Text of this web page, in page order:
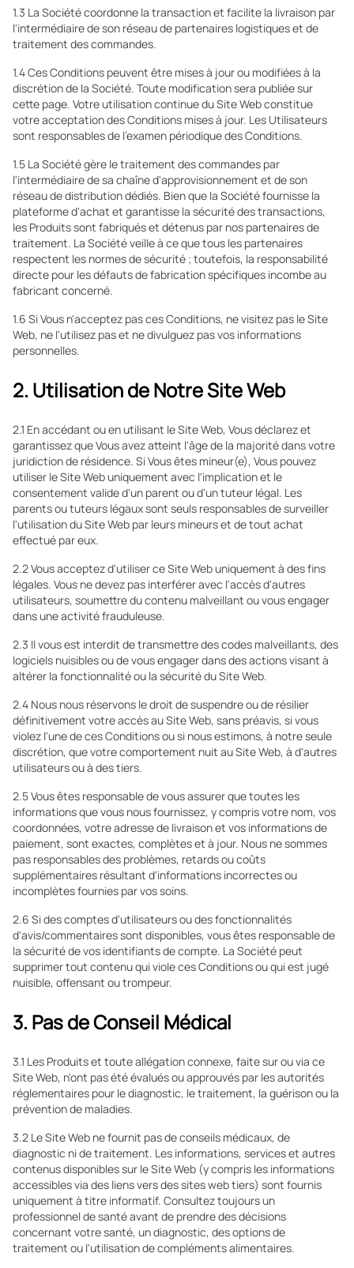
1.3 La Société coordonne la transaction et facilite la livraison par
l'intermédiaire de son réseau de partenaires logistiques et de
traitement des commandes.
1.4 Ces Conditions peuvent être mises à jour ou modifiées à la
discrétion de la Société. Toute modification sera publiée sur
cette page. Votre utilisation continue du Site Web constitue
votre acceptation des Conditions mises à jour. Les Utilisateurs
sont responsables de l'examen périodique des Conditions.
1.5 La Société gère le traitement des commandes par
l'intermédiaire de sa chaîne d'approvisionnement et de son
réseau de distribution dédiés. Bien que la Société fournisse la
plateforme d'achat et garantisse la sécurité des transactions,
les Produits sont fabriqués et détenus par nos partenaires de
traitement. La Société veille à ce que tous les partenaires
respectent les normes de sécurité ; toutefois, la responsabilité
directe pour les défauts de fabrication spécifiques incombe au
fabricant concerné.
1.6 Si Vous n'acceptez pas ces Conditions, ne visitez pas le Site
Web, ne l'utilisez pas et ne divulguez pas vos informations
personnelles.
2. Utilisation de Notre Site Web
2.1 En accédant ou en utilisant le Site Web, Vous déclarez et
garantissez que Vous avez atteint l'âge de la majorité dans votre
juridiction de résidence. Si Vous êtes mineur(e), Vous pouvez
utiliser le Site Web uniquement avec l'implication et le
consentement valide d'un parent ou d'un tuteur légal. Les
parents ou tuteurs légaux sont seuls responsables de surveiller
l'utilisation du Site Web par leurs mineurs et de tout achat
effectué par eux.
2.2 Vous acceptez d'utiliser ce Site Web uniquement à des fins
légales. Vous ne devez pas interférer avec l'accès d'autres
utilisateurs, soumettre du contenu malveillant ou vous engager
dans une activité frauduleuse.
2.3 Il vous est interdit de transmettre des codes malveillants, des
logiciels nuisibles ou de vous engager dans des actions visant à
altérer la fonctionnalité ou la sécurité du Site Web.
2.4 Nous nous réservons le droit de suspendre ou de résilier
définitivement votre accès au Site Web, sans préavis, si vous
violez l'une de ces Conditions ou si nous estimons, à notre seule
discrétion, que votre comportement nuit au Site Web, à d'autres
utilisateurs ou à des tiers.
2.5 Vous êtes responsable de vous assurer que toutes les
informations que vous nous fournissez, y compris votre nom, vos
coordonnées, votre adresse de livraison et vos informations de
paiement, sont exactes, complètes et à jour. Nous ne sommes
pas responsables des problèmes, retards ou coûts
supplémentaires résultant d'informations incorrectes ou
incomplètes fournies par vos soins.
2.6 Si des comptes d'utilisateurs ou des fonctionnalités
d'avis/commentaires sont disponibles, vous êtes responsable de
la sécurité de vos identifiants de compte. La Société peut
supprimer tout contenu qui viole ces Conditions ou qui est jugé
nuisible, offensant ou trompeur.
3. Pas de Conseil Médical
3.1 Les Produits et toute allégation connexe, faite sur ou via ce
Site Web, n'ont pas été évalués ou approuvés par les autorités
réglementaires pour le diagnostic, le traitement, la guérison ou la
prévention de maladies.
3.2 Le Site Web ne fournit pas de conseils médicaux, de
diagnostic ni de traitement. Les informations, services et autres
contenus disponibles sur le Site Web (y compris les informations
accessibles via des liens vers des sites web tiers) sont fournis
uniquement à titre informatif. Consultez toujours un
professionnel de santé avant de prendre des décisions
concernant votre santé, un diagnostic, des options de
traitement ou l'utilisation de compléments alimentaires.